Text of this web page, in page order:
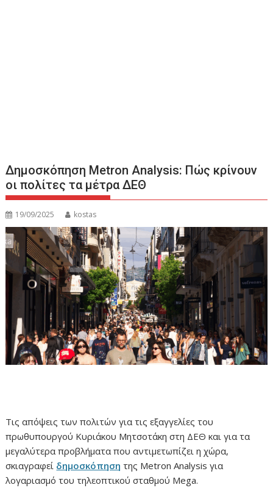
Δημοσκόπηση Metron Analysis: Πώς κρίνουν
οι πολίτες τα μέτρα ΔΕΘ
19/09/2025 kostas
Τις απόψεις των πολιτών για τις εξαγγελίες του
πρωθυπουργού Κυριάκου Μητσοτάκη στη ΔΕΘ και για τα
μεγαλύτερα προβλήματα που αντιμετωπίζει η χώρα,
σκιαγραφεί δημοσκόπηση της Metron Analysis για
λογαριασμό του τηλεοπτικού σταθμού Mega.